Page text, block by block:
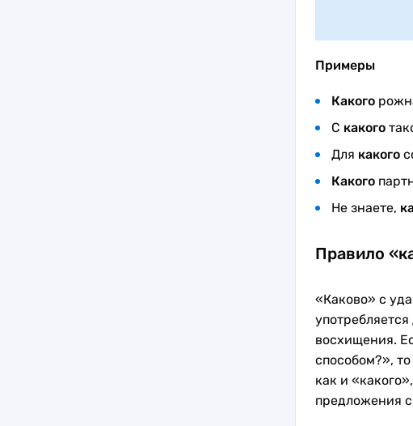
Примеры
Какого
С какого
Для какого
Какого
Не знаете,
Правило
«Каково» с
восхищения.
способом?»,
как и
предложения